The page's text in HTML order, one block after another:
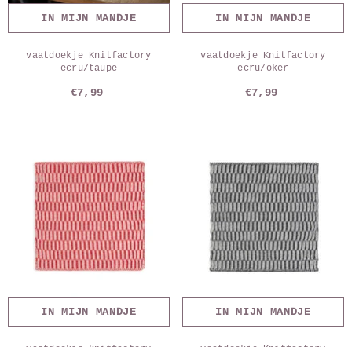
IN MIJN MANDJE
vaatdoekje Knitfactory
ecru/taupe
€7,99
IN MIJN MANDJE
vaatdoekje Knitfactory
ecru/oker
€7,99
IN MIJN MANDJE IN MIJN MANDJE